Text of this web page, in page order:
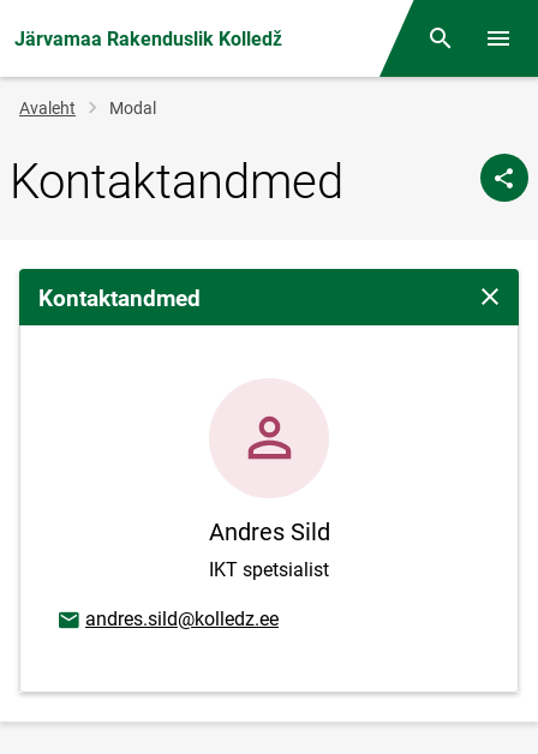
Järvamaa Rakenduslik Kolledž Otsing
Jälglink
Avaleht Modal
Kontaktandmed
Kontaktandmed Sulge
Andres Sild
IKT spetsialist
E-posti aadress
andres.sild@kolledz.ee